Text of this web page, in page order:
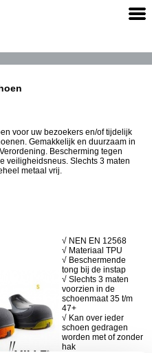
voor uw bezoekers en/of tijdelijk
Gemakkelijk en duurzaam in
Bescherming tegen
veiligheidsneus. Slechts 3 maten
47+. Geheel metaal vrij.
√ NEN EN 12568
√ Materiaal TPU
√ Beschermende
tong bij de instap
√ Slechts 3 maten
voorzien in de
schoenmaat 35 t/m
47+
√ Kan over ieder
schoen gedragen
worden met of zonder
hak